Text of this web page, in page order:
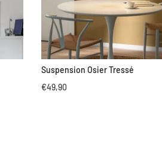
Suspension Osier Tressé
€49,90